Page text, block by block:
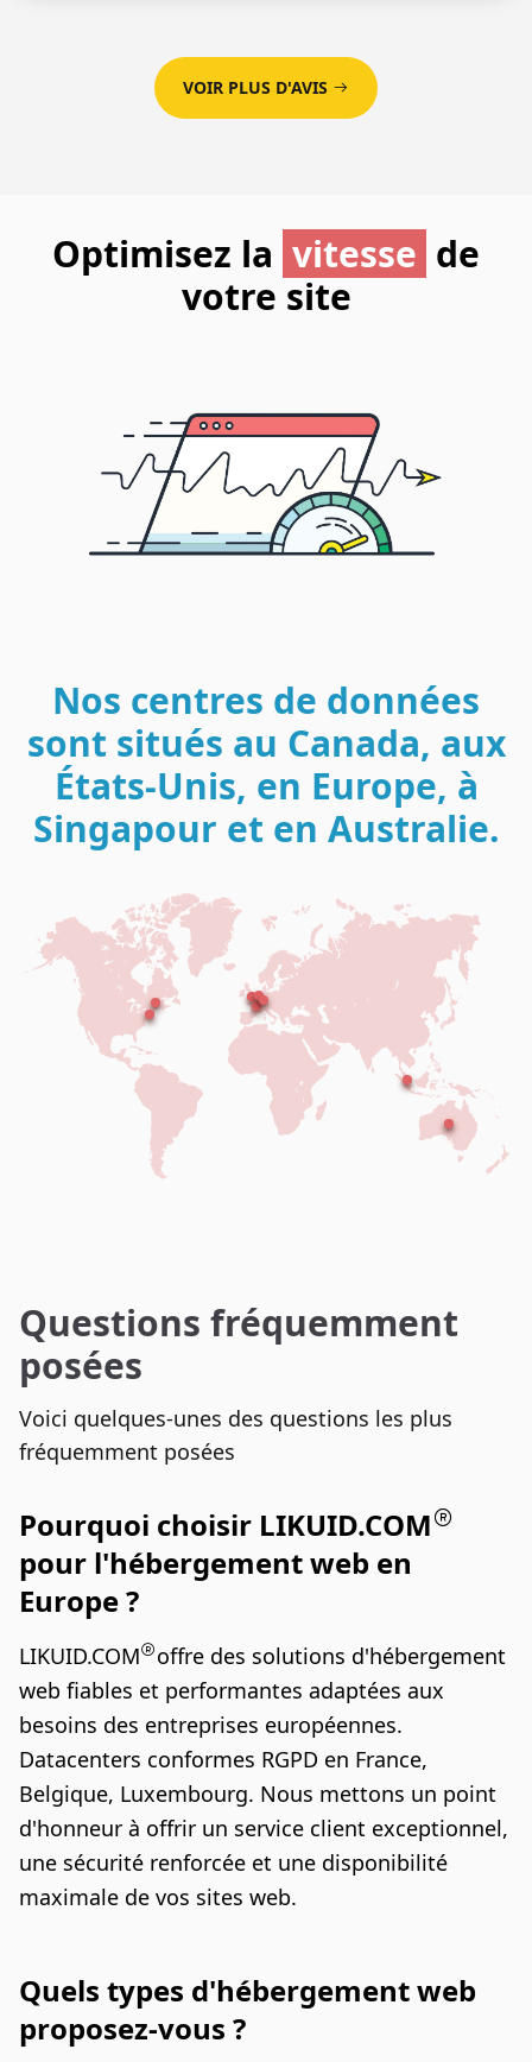
VOIR PLUS D'AVIS
Optimisez la vitesse de
votre site
Nos centres de données
sont situés au Canada, aux
États-Unis, en Europe, à
Singapour et en Australie.
Questions fréquemment
posées
Voici quelques-unes des questions les plus
fréquemment posées
Pourquoi choisir LIKUID.COM
pour l'hébergement web en
Europe ?
LIKUID.COM
offre des solutions d'hébergement
web fiables et performantes adaptées aux
besoins des entreprises européennes.
Datacenters conformes RGPD en France,
Belgique, Luxembourg. Nous mettons un point
d'honneur à offrir un service client exceptionnel,
une sécurité renforcée et une disponibilité
maximale de vos sites web.
Quels types d'hébergement web
proposez-vous ?